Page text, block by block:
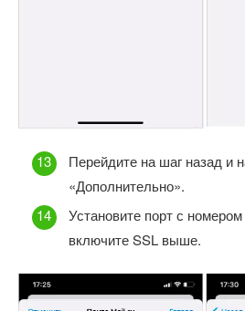
Перейдите на шаг назад и
«Дополнительно».
Установите порт с
включите SSL выше.